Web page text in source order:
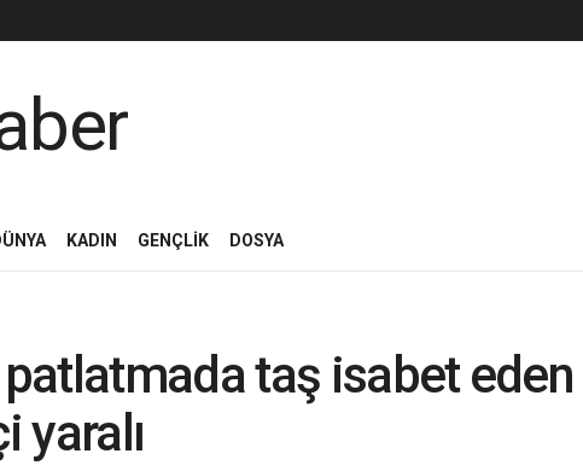
KADIN GENÇLİK DOSYA
taş isabet eden
yaralı